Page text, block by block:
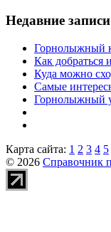
Недавние записи
Горнолыжный
Как добраться
Куда можно
Самые
Горнолыжный
Карта сайта: 1 2 3 4 5
© 2026 Справочник